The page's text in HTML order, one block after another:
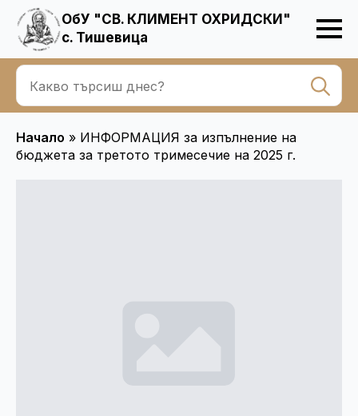
ОбУ "СВ. КЛИМЕНТ ОХРИДСКИ"
с. Тишевица
Начало » ИНФОРМАЦИЯ за изпълнение на
бюджета за третото тримесечие на 2025 г.